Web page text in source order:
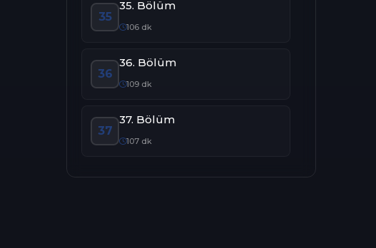
35
35. Bölüm
106 dk
36
36. Bölüm
109 dk
37
37. Bölüm
107 dk